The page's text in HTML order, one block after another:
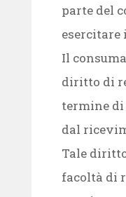
parte del
esercitare
Il
diritto di
termine
dal
Tale
facoltà di